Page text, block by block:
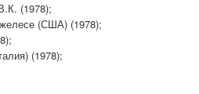
(1978);
(США) (1978);
(1978);